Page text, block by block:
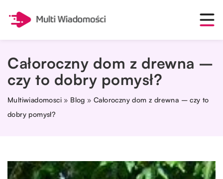
Całoroczny dom z drewna –
czy to dobry pomysł?
Multiwiadomosci » Blog »Całoroczny dom z drewna – czy to
dobry pomysł?